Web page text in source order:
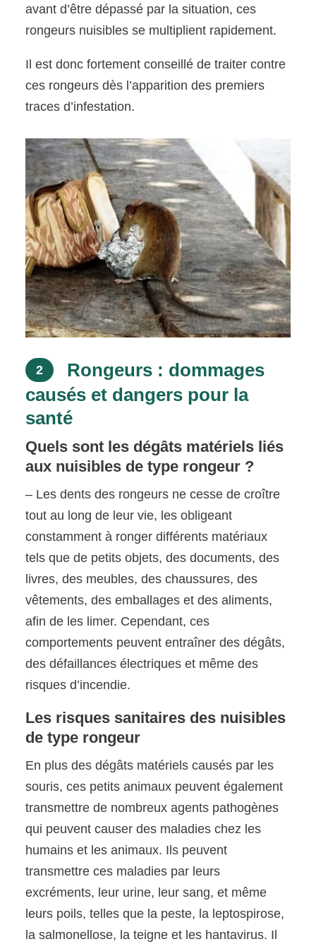
avant d’être dépassé par la situation, ces
rongeurs nuisibles se multiplient rapidement.
Il est donc fortement conseillé de traiter contre
ces rongeurs dès l’apparition des premiers
traces d’infestation.
2
Rongeurs : dommages
causés et dangers pour la
santé
Quels sont les dégâts matériels liés
aux nuisibles de type rongeur ?
– Les dents des rongeurs ne cesse de croître
tout au long de leur vie, les obligeant
constamment à ronger différents matériaux
tels que de petits objets, des documents, des
livres, des meubles, des chaussures, des
vêtements, des emballages et des aliments,
afin de les limer. Cependant, ces
comportements peuvent entraîner des dégâts,
des défaillances électriques et même des
risques d’incendie.
Les risques sanitaires des nuisibles
de type rongeur
En plus des dégâts matériels causés par les
souris, ces petits animaux peuvent également
transmettre de nombreux agents pathogènes
qui peuvent causer des maladies chez les
humains et les animaux. Ils peuvent
transmettre ces maladies par leurs
excréments, leur urine, leur sang, et même
leurs poils, telles que la peste, la leptospirose,
la salmonellose, la teigne et les hantavirus. Il